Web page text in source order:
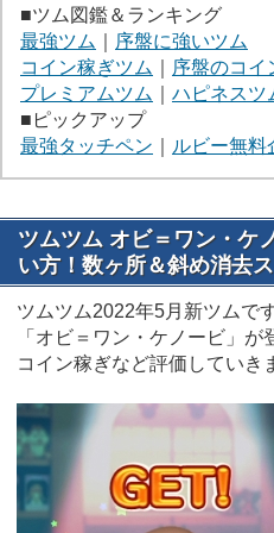
■ツム図鑑＆ランキング
最強ツム
序盤に強いツム
コイン稼ぎツム
序盤のコイ
プレミアムツム
ハピネスツ
■ピックアップ
最強タッチペン
ルビー無料
ツムツム オビ＝ワン・ケ
い方！数ヶ所＆斜め消去
ツムツム2022年5月新ツムで
「オビ＝ワン・ケノービ」が
コイン稼ぎなど評価していき